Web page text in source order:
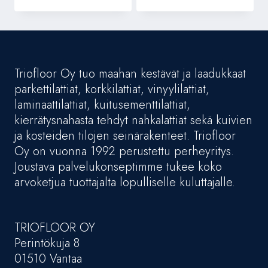
Triofloor Oy tuo maahan kestävät ja laadukkaat
parkettilattiat, korkkilattiat, vinyylilattiat,
laminaattilattiat, kuitusementtilattiat,
kierrätysnahasta tehdyt nahkalattiat sekä kuivien
ja kosteiden tilojen seinärakenteet. Triofloor
Oy on vuonna 1992 perustettu perheyritys.
Joustava palvelukonseptimme tukee koko
arvoketjua tuottajalta lopulliselle kuluttajalle.
TRIOFLOOR OY
Perintökuja 8
01510 Vantaa